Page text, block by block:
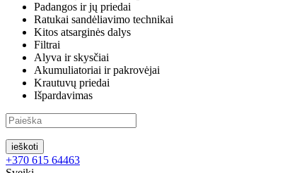
Padangos ir jų priedai
Ratukai sandėliavimo technikai
Kitos atsarginės dalys
Filtrai
Alyva ir skysčiai
Akumuliatoriai ir pakrovėjai
Krautuvų priedai
Išpardavimas
ieškoti
+370 615 64463